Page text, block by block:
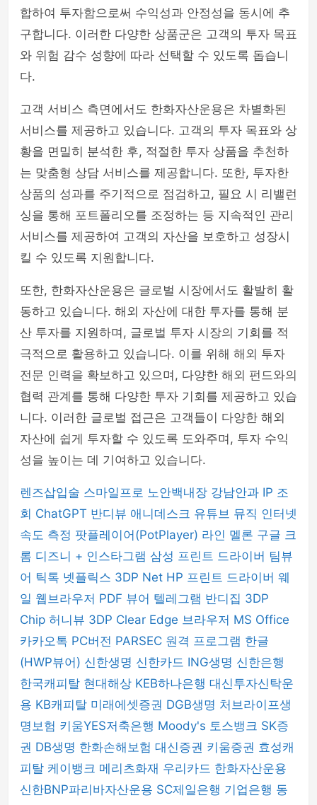
합하여 투자함으로써 수익성과 안정성을 동시에 추
구합니다. 이러한 다양한 상품군은 고객의 투자 목표
와 위험 감수 성향에 따라 선택할 수 있도록 돕습니
다.
고객 서비스 측면에서도 한화자산운용은 차별화된
서비스를 제공하고 있습니다. 고객의 투자 목표와 상
황을 면밀히 분석한 후, 적절한 투자 상품을 추천하
는 맞춤형 상담 서비스를 제공합니다. 또한, 투자한
상품의 성과를 주기적으로 점검하고, 필요 시 리밸런
싱을 통해 포트폴리오를 조정하는 등 지속적인 관리
서비스를 제공하여 고객의 자산을 보호하고 성장시
킬 수 있도록 지원합니다.
또한, 한화자산운용은 글로벌 시장에서도 활발히 활
동하고 있습니다. 해외 자산에 대한 투자를 통해 분
산 투자를 지원하며, 글로벌 투자 시장의 기회를 적
극적으로 활용하고 있습니다. 이를 위해 해외 투자
전문 인력을 확보하고 있으며, 다양한 해외 펀드와의
협력 관계를 통해 다양한 투자 기회를 제공하고 있습
니다. 이러한 글로벌 접근은 고객들이 다양한 해외
자산에 쉽게 투자할 수 있도록 도와주며, 투자 수익
성을 높이는 데 기여하고 있습니다.
렌즈삽입술 스마일프로 노안백내장 강남안과 IP 조
회 ChatGPT 반디뷰 애니데스크 유튜브 뮤직 인터넷
속도 측정 팟플레이어(PotPlayer) 라인 멜론 구글 크
롬 디즈니 + 인스타그램 삼성 프린트 드라이버 팀뷰
어 틱톡 넷플릭스 3DP Net HP 프린트 드라이버 웨
일 웹브라우저 PDF 뷰어 텔레그램 반디집 3DP
Chip 허니뷰 3DP Clear Edge 브라우저 MS Office
카카오톡 PC버전 PARSEC 원격 프로그램 한글
(HWP뷰어) 신한생명 신한카드 ING생명 신한은행
한국캐피탈 현대해상 KEB하나은행 대신투자신탁운
용 KB캐피탈 미래에셋증권 DGB생명 처브라이프생
명보험 키움YES저축은행 Moody's 토스뱅크 SK증
권 DB생명 한화손해보험 대신증권 키움증권 효성캐
피탈 케이뱅크 메리츠화재 우리카드 한화자산운용
신한BNP파리바자산운용 SC제일은행 기업은행 동